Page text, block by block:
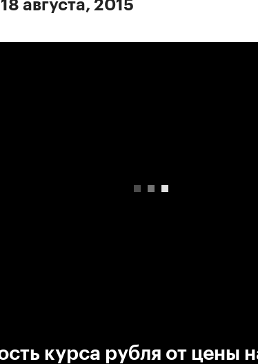
августа, 2015
курса рубля от цены